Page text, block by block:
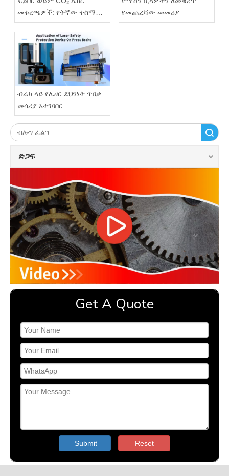
መቁረጫዎች: የትኛው ተስማሚ
ነው?
የመጨረሻው መመሪያ
ብሬክ ላይ የሌዘር ደህንነት ጥበቃ
መሳሪያ አተገባበር
ድጋፍ
Get A Quote
Submit Reset